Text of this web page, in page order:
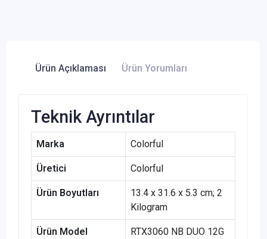
Ürün Açıklaması Ürün Yorumları
Teknik Ayrıntılar
Marka ‎Colorful
Üretici ‎Colorful
Ürün Boyutları
‎13.4 x 31.6 x 5.3 cm; 2
Kilogram
Ürün Model
‎RTX3060 NB DUO 12G